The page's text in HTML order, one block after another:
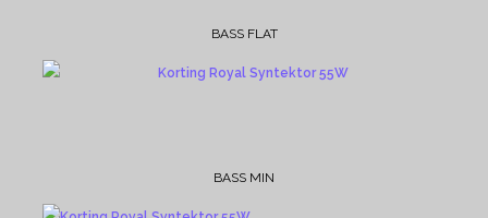
BASS FLAT
BASS MIN